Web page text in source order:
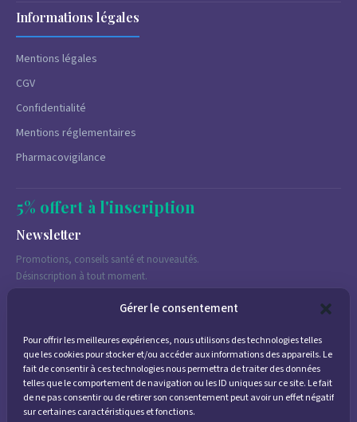
Gérer le consentement
Pour offrir les meilleures expériences, nous utilisons des technologies telles
que les cookies pour stocker et/ou accéder aux informations des appareils. Le
fait de consentir à ces technologies nous permettra de traiter des données
telles que le comportement de navigation ou les ID uniques sur ce site. Le fait
de ne pas consentir ou de retirer son consentement peut avoir un effet négatif
sur certaines caractéristiques et fonctions.
Informations légales
Mentions légales
CGV
Confidentialité
Mentions réglementaires
Pharmacovigilance
5% offert à l'inscription
Newsletter
Promotions, conseils santé et nouveautés.
Désinscription à tout moment.
J'accepte de recevoir des emails marketing conformément à la
politique de confidentialité